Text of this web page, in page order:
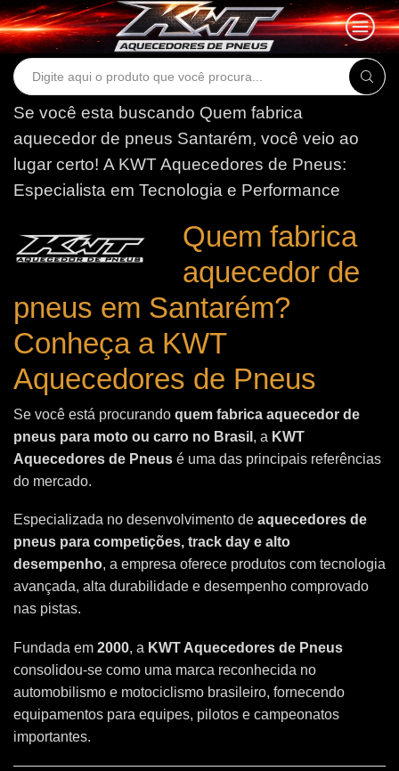
Search
Se você esta buscando Quem fabrica
aquecedor de pneus Santarém, você veio ao
lugar certo! A KWT Aquecedores de Pneus:
Especialista em Tecnologia e Performance
Quem fabrica
aquecedor de
pneus em Santarém?
Conheça a KWT
Aquecedores de Pneus
Se você está procurando quem fabrica aquecedor de
pneus para moto ou carro no Brasil , a KWT
Aquecedores de Pneus é uma das principais referências
do mercado.
Especializada no desenvolvimento de aquecedores de
pneus para competições, track day e alto
desempenho, a empresa oferece produtos com tecnologia
avançada, alta durabilidade e desempenho comprovado
nas pistas.
Fundada em 2000, a KWT Aquecedores de Pneus
consolidou-se como uma marca reconhecida no
automobilismo e motociclismo brasileiro, fornecendo
equipamentos para equipes, pilotos e campeonatos
importantes.